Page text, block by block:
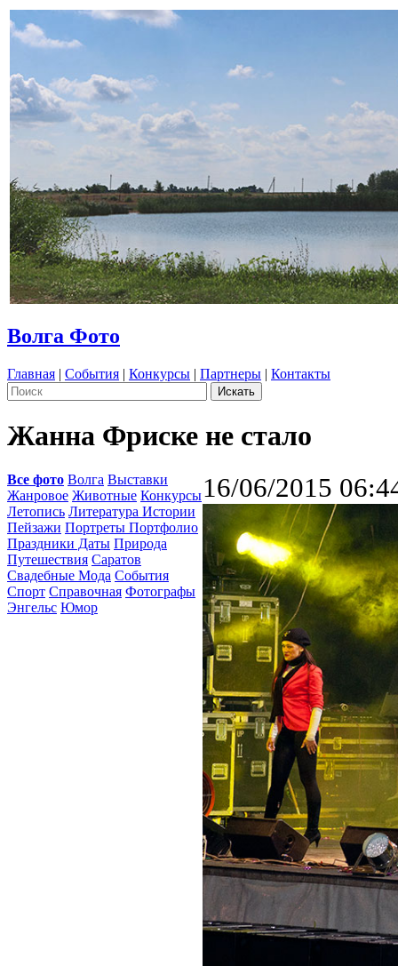
Волга Фото
Главная | События | Конкурсы | Партнеры | Контакты
Жанна Фриске не стало
Все фото Волга Выставки
Жанровое Животные Конкурсы
Летопись Литература Истории
Пейзажи Портреты Портфолио
Праздники Даты Природа
Путешествия Саратов
Свадебные Мода События
Спорт Справочная Фотографы
Энгельс Юмор
16/06/2015